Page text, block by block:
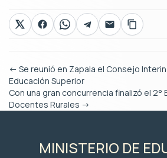
← Se reunió en Zapala el Consejo
Educación Superior
Con una gran concurrencia finalizó el 2°
Docentes Rurales →
MINISTERIO DE